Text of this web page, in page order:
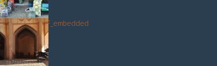
DSC_3508_NEF_embedded